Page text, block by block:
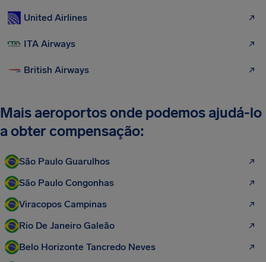
United Airlines
ITA Airways
British Airways
Mais aeroportos onde podemos ajudá-lo
a obter compensação:
São Paulo Guarulhos
São Paulo Congonhas
Viracopos Campinas
Rio De Janeiro Galeão
Belo Horizonte Tancredo Neves